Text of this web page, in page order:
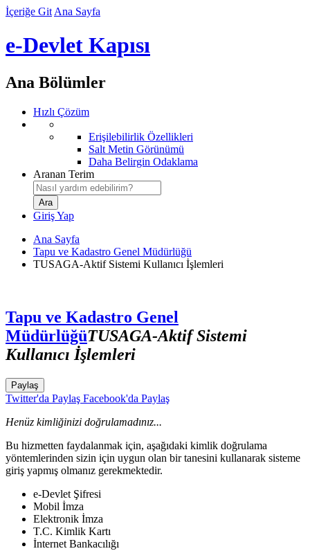
İçeriğe Git Ana Sayfa
e-Devlet Kapısı
Ana Bölümler
Hızlı Çözüm
Erişilebilirlik Özellikleri
Salt Metin Görünümü
Daha Belirgin Odaklama
Aranan Terim
Giriş Yap
Ana Sayfa
Tapu ve Kadastro Genel Müdürlüğü
TUSAGA-Aktif Sistemi Kullanıcı İşlemleri
Tapu ve Kadastro Genel
MüdürlüğüTUSAGA-Aktif Sistemi
Kullanıcı İşlemleri
Paylaş
Twitter'da Paylaş Facebook'da Paylaş
Henüz kimliğinizi doğrulamadınız...
Bu hizmetten faydalanmak için, aşağıdaki kimlik doğrulama
yöntemlerinden sizin için uygun olan bir tanesini kullanarak sisteme
giriş yapmış olmanız gerekmektedir.
e-Devlet Şifresi
Mobil İmza
Elektronik İmza
T.C. Kimlik Kartı
İnternet Bankacılığı